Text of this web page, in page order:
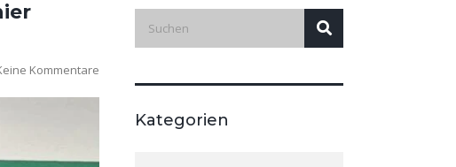
Kommentare
Kategorien